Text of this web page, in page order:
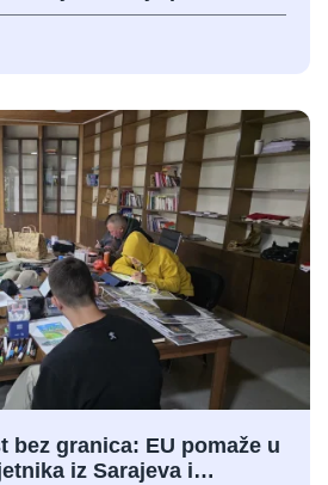
bez granica: EU pomaže u
iz Sarajeva i…